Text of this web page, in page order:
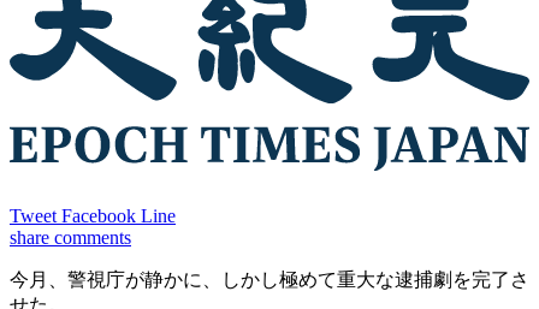
Tweet Facebook Line
share comments
今月、警視庁が静かに、しかし極めて重大な逮捕劇を完了さ